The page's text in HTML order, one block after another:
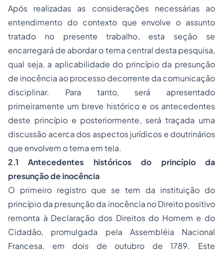
Após realizadas as considerações necessárias ao
entendimento do contexto que envolve o assunto
tratado no presente trabalho, esta seção se
encarregará de abordar o tema central desta pesquisa,
qual seja, a aplicabilidade do princípio da presunção
de inocência ao processo decorrente da comunicação
disciplinar. Para tanto, será apresentado
primeiramente um breve histórico e os antecedentes
deste princípio e posteriormente, será traçada uma
discussão acerca dos aspectos jurídicos e doutrinários
que envolvem o tema em tela.
2.1 Antecedentes históricos do princípio da
presunção de inocência
O primeiro registro que se tem da instituição do
princípio da presunção da inocência no Direito positivo
remonta à Declaração dos Direitos do Homem e do
Cidadão, promulgada pela Assembléia Nacional
Francesa, em dois de outubro de 1789. Este